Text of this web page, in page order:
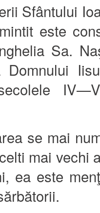
Sfântului
este
Sa.
se mai
mai vechi
ea este